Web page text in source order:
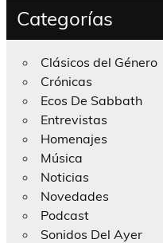
Categorías
Clásicos del Género
Crónicas
Ecos De Sabbath
Entrevistas
Homenajes
Música
Noticias
Novedades
Podcast
Sonidos Del Ayer